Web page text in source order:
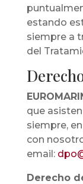
estando
siempre a
del
que
siempre,
con
email:
Derecho